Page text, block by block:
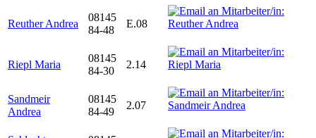
Reuther Andrea
08145
84-48
E.08
Riepl Maria
08145
84-30
2.14
Sandmeir
Andrea
08145
84-49
2.07